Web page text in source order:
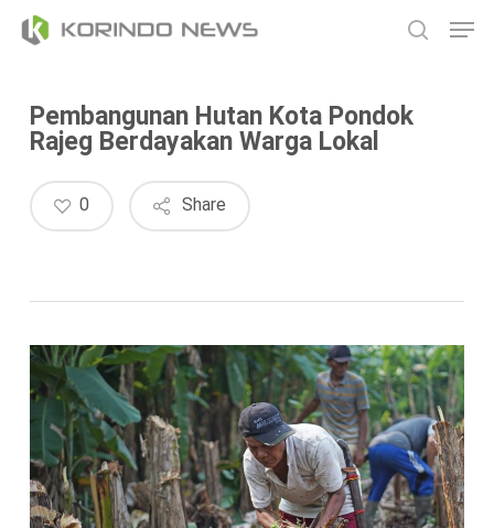
Pembangunan Hutan Kota Pondok
Rajeg Berdayakan Warga Lokal
Share
0